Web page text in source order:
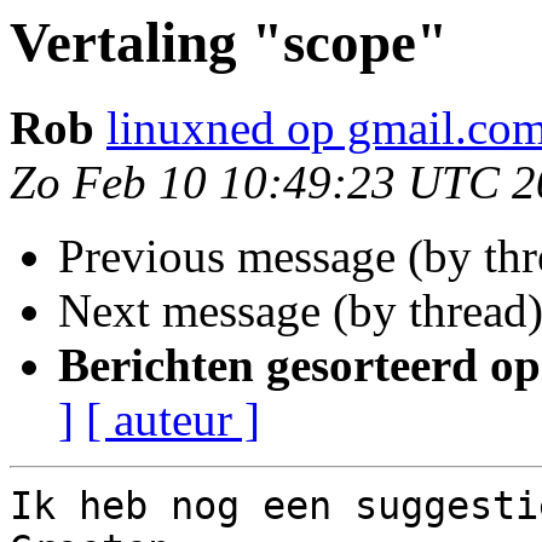
Vertaling "scope"
Rob linuxned op
Zo Feb 10 10:49:23 UTC
Previous message (by
Next message (by
Berichten gesorteerd
] [ auteur ]
Ik heb nog een